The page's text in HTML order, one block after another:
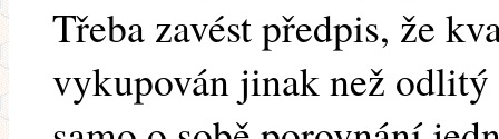
Třeba zavést předpis, že
vykupován jinak než